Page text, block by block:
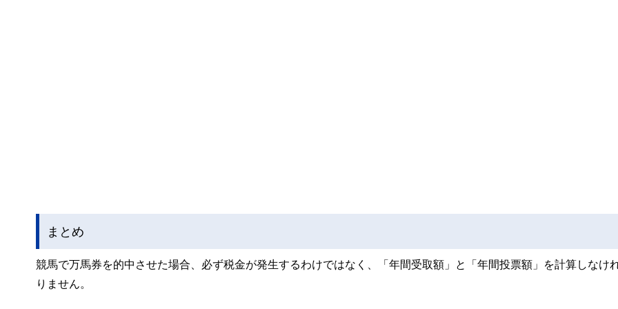
まとめ
競馬で万馬券を的中させた場合、必ず税金が発生するわけではなく、「年間受取額」と「年間投票額」を計算しなけ
りません。